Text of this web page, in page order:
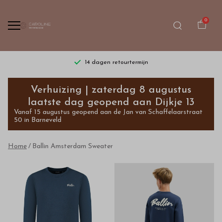
0
14 dagen retourtermijn
Ballin
Amsterdam
Sweater
Bestel
kinderkleding
van
Verhuizing | zaterdag 8 augustus
laatste dag geopend aan Dijkje 13
Vanaf 15 augustus geopend aan de Jan van Schaffelaarstraat
50 in Barneveld
Home Ballin Amsterdam Sweater